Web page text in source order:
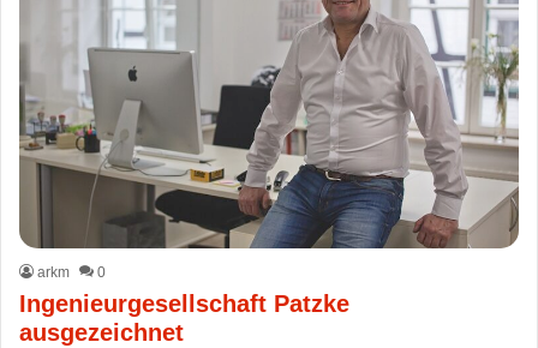
arkm 0
Ingenieurgesellschaft Patzke
ausgezeichnet